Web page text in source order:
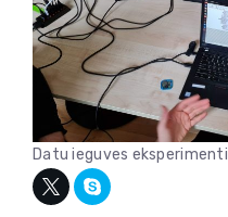
Datu ieguves eksperimenti